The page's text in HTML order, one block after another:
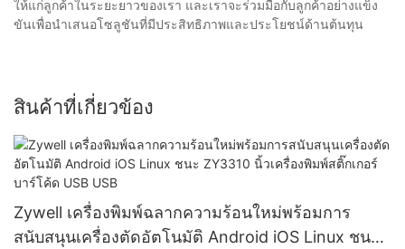
ให้แก่ลูกค้าในระยะยาวของเรา และเราจะร่วมมือกับลูกค้าอย่างแข็ง
ขันเพื่อนำเสนอโซลูชันที่มีประสิทธิภาพและประโยชน์ด้านต้นทุน
สินค้าที่เกี่ยวข้อง
Zywell เครื่องพิมพ์ฉลากความร้อนใหม่พร้อมการ
สนับสนุนเครื่องตัดอัตโนมัติ Android iOS Linux ชนะ